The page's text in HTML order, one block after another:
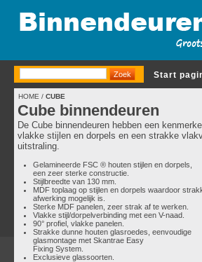
Start
HOME / CUBE
Cube binnendeuren
De Cube binnendeuren hebben een
vlakke stijlen en dorpels en een strakke
uitstraling.
Gelamineerde FSC ® houten stijlen en dorpels,
een zeer sterke constructie.
Stijlbreedte van 130 mm.
MDF toplaag op stijlen en dorpels waardoor
afwerking mogelijk is.
Sterke MDF panelen, zeer strak af te werken.
Vlakke stijl/dorpelverbinding met een V-naad.
90° profiel, vlakke panelen.
Strakke dunne houten glasroedes, eenvoudige
glasmontage met Skantrae Easy
Fixing System.
Exclusieve glassoorten.